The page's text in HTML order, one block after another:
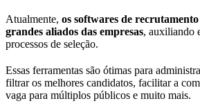
Atualmente, os softwares de
grandes aliados das empresas, auxiliando
processos de seleção.
Essas ferramentas são ótimas para
filtrar os melhores candidatos, facilitar a
vaga para múltiplos públicos e muito mais.